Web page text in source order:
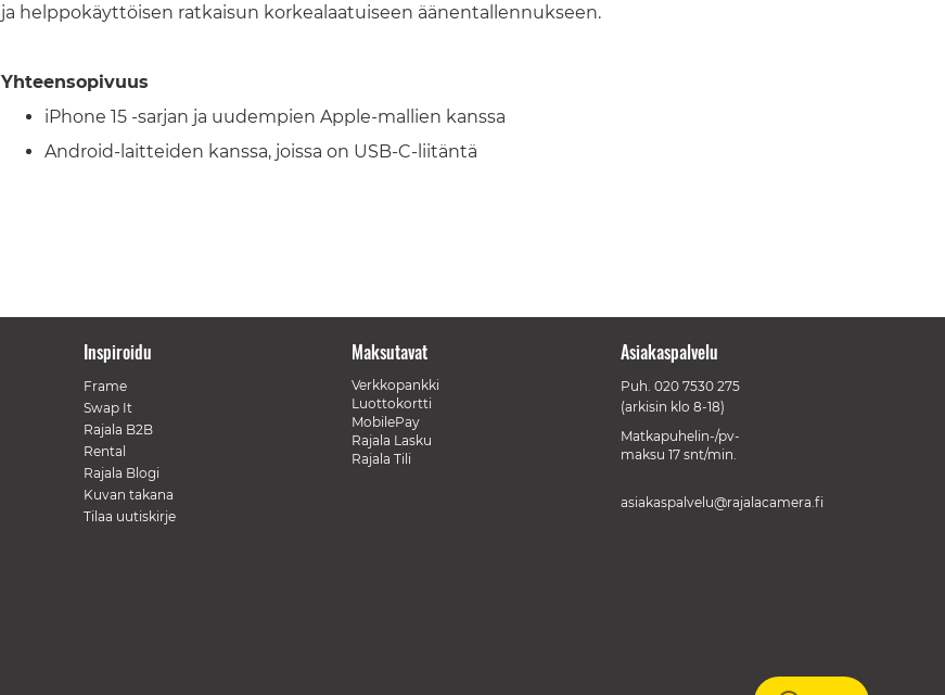
ja helppokäyttöisen ratkaisun korkealaatuiseen äänentallennukseen.
Yhteensopivuus
iPhone 15 -sarjan ja uudempien Apple-mallien kanssa
Android-laitteiden kanssa, joissa on USB-C-liitäntä
Inspiroidu
Frame
Swap It
Rajala B2B
Rental
Rajala Blogi
Kuvan takana
Tilaa uutiskirje
Maksutavat
Verkkopankki
Luottokortti
MobilePay
Rajala Lasku
Rajala Tili
Asiakaspalvelu
Puh. 020 7530 275
(arkisin klo 8-18)
Matkapuhelin-/pv-
maksu 17 snt/min.
asiakaspalvelu@rajalacamera.fi